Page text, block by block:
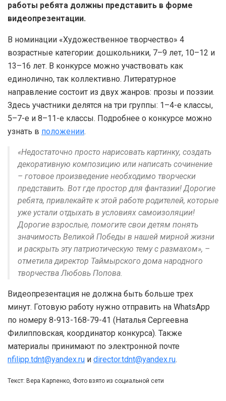
работы ребята должны представить в форме
видеопрезентации.
В номинации «Художественное творчество» 4
возрастные категории: дошкольники, 7–9 лет, 10–12 и
13–16 лет. В конкурсе можно участвовать как
единолично, так коллективно. Литературное
направление состоит из двух жанров: прозы и поэзии.
Здесь участники делятся на три группы: 1–4-е классы,
5–7-е и 8–11-е классы. Подробнее о конкурсе можно
узнать в положении.
«Недостаточно просто нарисовать картинку, создать
декоративную композицию или написать сочинение
– готовое произведение необходимо творчески
представить. Вот где простор для фантазии! Дорогие
ребята, привлекайте к этой работе родителей, которые
уже устали отдыхать в условиях самоизоляции!
Дорогие взрослые, помогите свои детям понять
значимость Великой Победы в нашей мирной жизни
и раскрыть эту патриотическую тему с размахом», –
отметила директор Таймырского дома народного
творчества Любовь Попова.
Видеопрезентация не должна быть больше трех
минут. Готовую работу нужно отправить на WhatsApp
по номеру 8-913-168-79-41 (Наталья Сергеевна
Филипповская, координатор конкурса). Также
материалы принимают по электронной почте
nfilipp.tdnt@yandex.ru и director.tdnt@yandex.ru.
Текст: Вера Карпенко, Фото взято из социальной сети